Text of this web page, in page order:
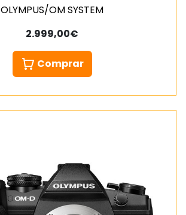
OLYMPUS/OM SYSTEM
2.999,00€
Comprar